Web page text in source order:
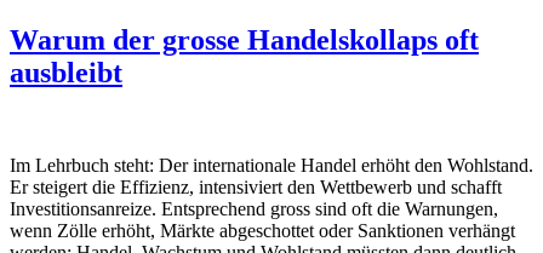
Warum der grosse Handelskollaps oft
ausbleibt
Im Lehrbuch steht: Der internationale Handel erhöht den Wohlstand.
Er steigert die Effizienz, intensiviert den Wettbewerb und schafft
Investitionsanreize. Entsprechend gross sind oft die Warnungen,
wenn Zölle erhöht, Märkte abgeschottet oder Sanktionen verhängt